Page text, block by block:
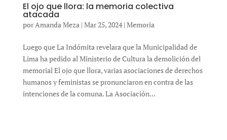
El ojo que llora: la memoria colectiva
atacada
porAmanda Meza| Mar 25, 2024| Memoria
Luego que La Indómita revelara que la Municipalidad de
Lima ha pedido al Ministerio de Cultura la demolición del
memorial El ojo que llora, varias asociaciones de derechos
humanos y feministas se pronunciaron en contra de las
intenciones de la comuna. La Asociación...